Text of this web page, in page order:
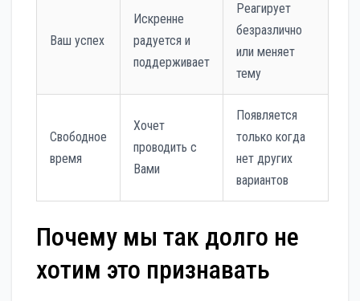
Ваш успех
Искренне
радуется и
поддерживает
Реагирует
безразлично
или меняет
тему
Свободное
время
Хочет
проводить с
Вами
Появляется
только когда
нет других
вариантов
Почему мы так долго не
хотим это признавать